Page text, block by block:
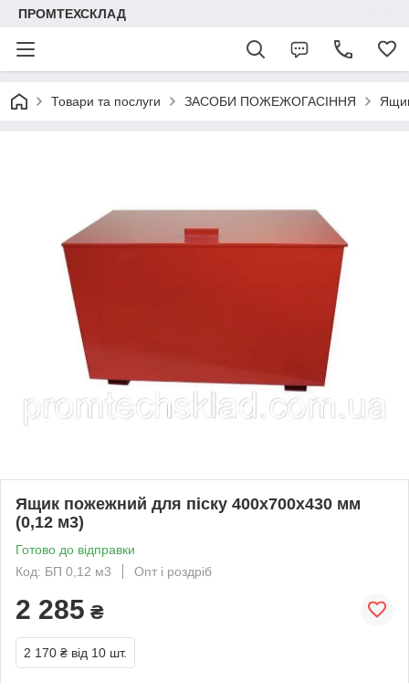
ПРОМТЕХСКЛАД
Товари та послуги ЗАСОБИ ПОЖЕЖОГАСІННЯ
Ящик пожежний для піску 400x700x430 мм
(0,12 м3)
Готово до відправки
Код: БП 0,12 м3
Опт і роздріб
2 285 ₴
2 170 ₴ від 10 шт.